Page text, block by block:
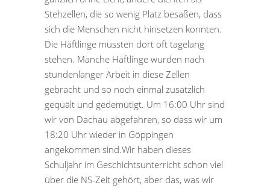
Stehzellen, die so wenig Platz besaßen, dass
sich die Menschen nicht hinsetzen konnten.
Die Häftlinge mussten dort oft tagelang
stehen. Manche Häftlinge wurden nach
stundenlanger Arbeit in diese Zellen
gebracht und so noch einmal zusätzlich
gequält und gedemütigt. Um 16:00 Uhr sind
wir von Dachau abgefahren, so dass wir um
18:20 Uhr wieder in Göppingen
angekommen sind.Wir haben dieses
Schuljahr im Geschichtsunterricht schon viel
über die NS-Zeit gehört, aber das, was wir